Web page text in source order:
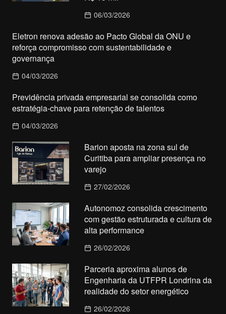
06/03/2026
Eletron renova adesão ao Pacto Global da ONU e
reforça compromisso com sustentabilidade e
governança
04/03/2026
Previdência privada empresarial se consolida como
estratégia-chave para retenção de talentos
04/03/2026
Barion aposta na zona sul de
Curitiba para ampliar presença no
varejo
27/02/2026
Autonomoz consolida crescimento
com gestão estruturada e cultura de
alta performance
26/02/2026
Parceria aproxima alunos de
Engenharia da UTFPR Londrina da
realidade do setor energético
26/02/2026